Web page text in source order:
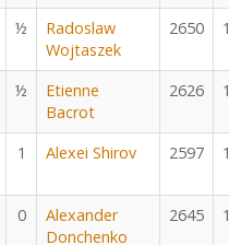
½
Radoslaw
Wojtaszek
2650
½
Etienne
Bacrot
2626
1 Alexei Shirov 2597
0
Alexander
Donchenko
2645